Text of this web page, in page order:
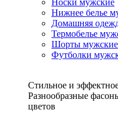
Носки мужские
Нижнее белье
Домашняя
Термобелье
Шорты мужские
Футболки
Стильное и
Разнообразные
цветов